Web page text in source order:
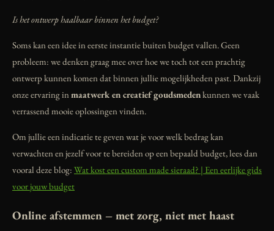
Is het ontwerp haalbaar binnen het budget?
Soms kan een idee in eerste instantie buiten budget vallen. Geen
probleem: we denken graag mee over hoe we toch tot een prachtig
ontwerp kunnen komen dat binnen jullie mogelijkheden past. Dankzij
onze ervaring inmaatwerk en creatief goudsmedenkunnen we vaak
verrassend mooie oplossingen vinden.
Om jullie een indicatie te geven wat je voor welk bedrag kan
verwachten en jezelf voor te bereiden op een bepaald budget, lees dan
vooral deze blog: Wat kost een custom made sieraad? | Een eerlijke gids
voor jouw budget
Online afstemmen – met zorg, niet met haast